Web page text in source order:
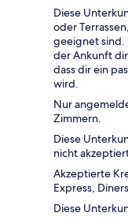
Diese
oder
geeignet sind.
der Ankunft
dass dir ein
wird.
Nur
Zimmern.
Diese
nicht
Akzeptierte
Express,
Diese